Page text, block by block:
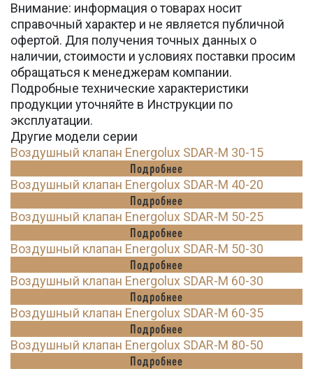
Внимание: информация о товарах носит
справочный характер и не является публичной
офертой. Для получения точных данных о
наличии, стоимости и условиях поставки просим
обращаться к менеджерам компании.
Подробные технические характеристики
продукции уточняйте в Инструкции по
эксплуатации.
Другие модели серии
Воздушный клапан Energolux SDAR-M 30-15
Подробнее
Воздушный клапан Energolux SDAR-M 40-20
Подробнее
Воздушный клапан Energolux SDAR-M 50-25
Подробнее
Воздушный клапан Energolux SDAR-M 50-30
Подробнее
Воздушный клапан Energolux SDAR-M 60-30
Подробнее
Воздушный клапан Energolux SDAR-M 60-35
Подробнее
Воздушный клапан Energolux SDAR-M 80-50
Подробнее